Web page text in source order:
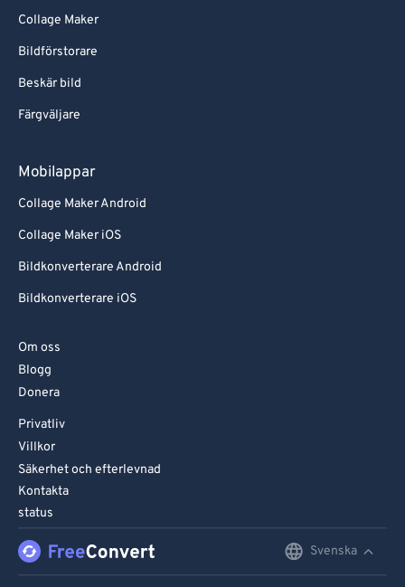
Collage Maker
Bildförstorare
Beskär bild
Färgväljare
Mobilappar
Collage Maker Android
Collage Maker iOS
Bildkonverterare Android
Bildkonverterare iOS
Om oss
Blogg
Donera
Privatliv
Villkor
Säkerhet och efterlevnad
Kontakta
status
Svenska